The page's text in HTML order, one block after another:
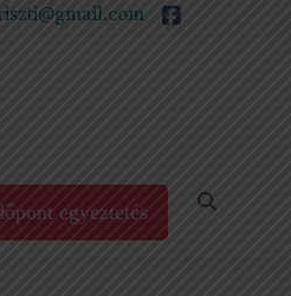
egyeztetés